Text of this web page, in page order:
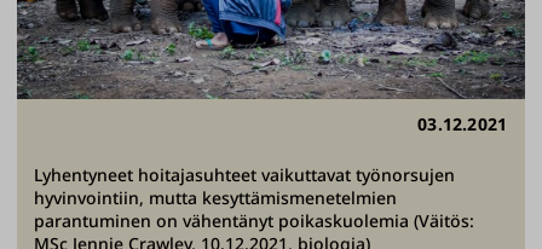
03.12.2021
Lyhentyneet hoitajasuhteet vaikuttavat työnorsujen
hyvinvointiin, mutta kesyttämismenetelmien
parantuminen on vähentänyt poikaskuolemia (Väitös:
MSc Jennie Crawley, 10.12.2021, biologia)